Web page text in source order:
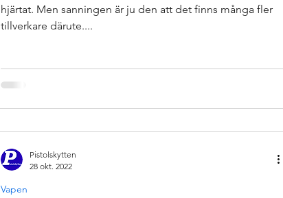
hjärtat. Men sanningen är ju den att det finns många fler
tillverkare därute....
Vapen
Pistolskytten
28 okt. 2022